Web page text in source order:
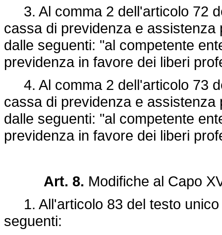
3. Al comma 2 dell'articolo 72
cassa di previdenza e
dalle seguenti: "al competente
previdenza in favore dei liberi
4. Al comma 2 dell'articolo 73
cassa di previdenza e
dalle seguenti: "al competente
previdenza in favore dei liberi
Art. 8. Modifiche al Capo
1. All'articolo 83 del testo unico
seguenti: